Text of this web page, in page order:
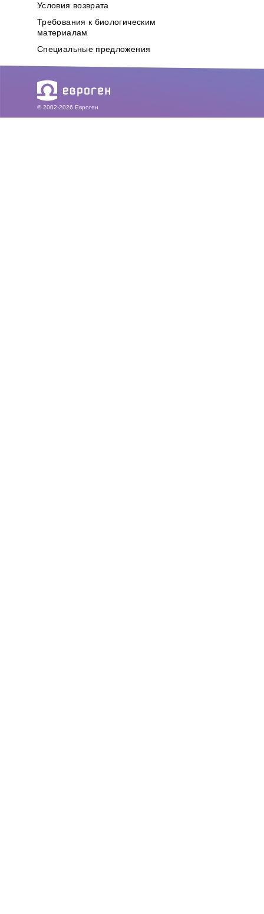
Условия возврата
Требования к биологическим
материалам
Специальные предложения
© 2002-2026 Евроген